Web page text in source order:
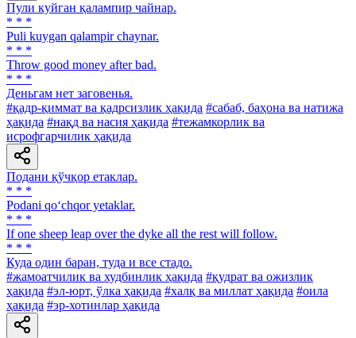
Пули куйган қалампир чайнар.
* * *
Puli kuygan qalampir chaynar.
* * *
Throw good money after bad.
* * *
Деньгам нет заговенья.
#қадр-қиммат ва қадрсизлик ҳақида #сабаб, баҳона ва натижа
ҳақида #нақд ва насия ҳақида #тежамкорлик ва
исрофгарчилик ҳақида
Подани қўчқор етаклар.
* * *
Podani qo‘chqor yetaklar.
* * *
If one sheep leap over the dyke all the rest will follow.
* * *
Куда один баран, туда и все стадо.
#жамоатчилик ва худбинлик ҳақида #қудрат ва ожизлик
ҳақида #эл-юрт, ўлка ҳақида #халқ ва миллат ҳақида #оила
ҳақида #эр-хотинлар ҳақида